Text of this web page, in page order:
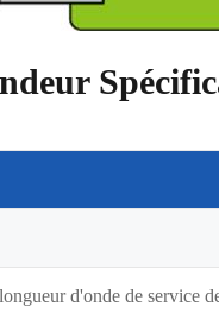
d'onde de service